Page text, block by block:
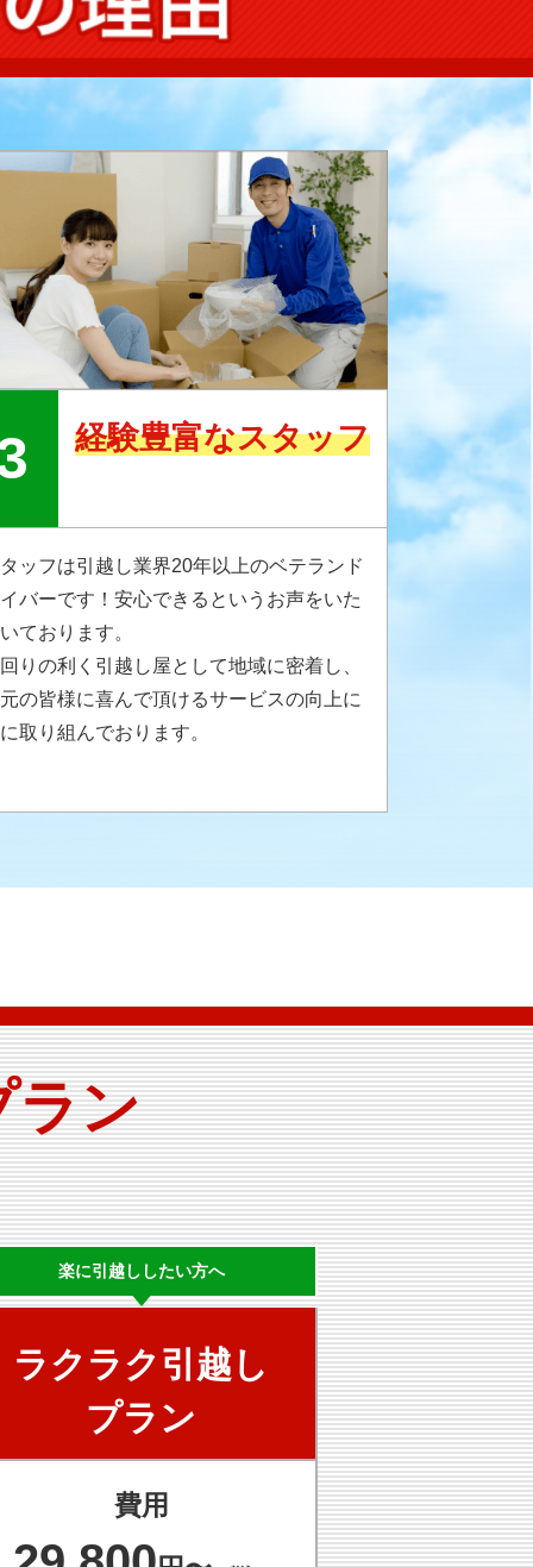
経験豊富なスタッフ
ッフは引越し業界20年以上のベテランド
バーです！安心できるというお声をいた
ております。
りの利く引越し屋として地域に密着し、
の皆様に喜んで頂けるサービスの向上に
取り組んでおります。
ラン
楽に引越ししたい方へ
ラクラク 引越し
プラン
費用